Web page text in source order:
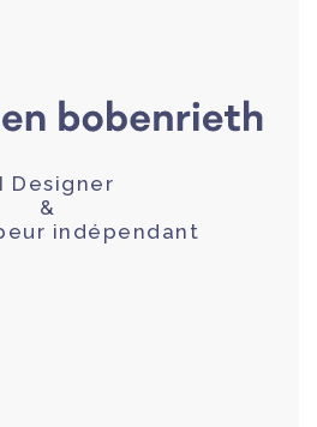
Designer
&
indépendant